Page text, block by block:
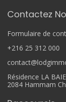
Contactez
Formulaire de
+216 25 312 000
Résidence LA
2084 Hammam